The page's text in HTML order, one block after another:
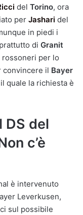
del Torino, ora
per Jashari del
in piedi i
di Granit
per lo
convincere il Bayer
quale la richiesta è
DS del
c’è
è intervenuto
Leverkusen,
sul possibile